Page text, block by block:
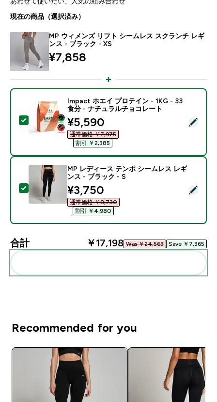
現在の商品（選択済み）
MP ウィメンズ リフト シームレス スクランチ レギ
ンス - ブラック - XS
¥7,858‎
この商品を選択 - Impact ホエイ プロテイン - 1KG -
Impact ホエイ プロテイン - 1KG - 33
食分 - ナチュラルチョコレート
discounted price
¥5,590‎
通常価格 ￥7,975‎
割引 ￥2,385‎
この商品を選択 - MP レディース テンポ シームレス
MP レディース テンポ シームレス レギ
ンス - ブラック - S
discounted price
¥3,750‎
通常価格 ￥8,730‎
割引 ￥4,980‎
合計 ￥17,198‎ Was ￥24,563‎ Save ￥7,365‎
Recommended for you